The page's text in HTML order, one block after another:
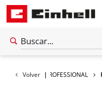
Volver |
baterías PROFESSIONAL